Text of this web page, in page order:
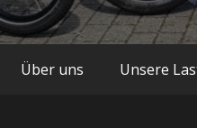
Über uns Unsere